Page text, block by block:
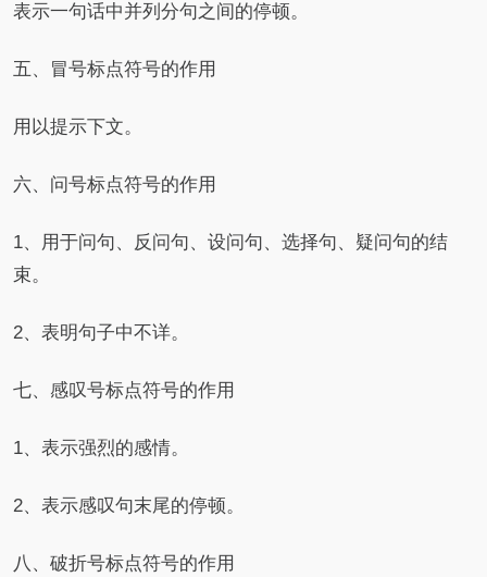
表示一句话中并列分句之间的停顿。
五、冒号标点符号的作用
用以提示下文。
六、问号标点符号的作用
1、用于问句、反问句、设问句、选择句、疑问句的结
束。
2、表明句子中不详。
七、感叹号标点符号的作用
1、表示强烈的感情。
2、表示感叹句末尾的停顿。
八、破折号标点符号的作用